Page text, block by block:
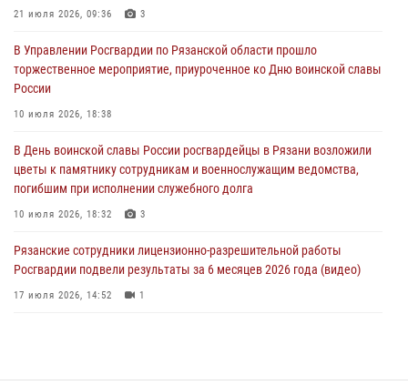
награждение военнослужащих государственными наградами
Рязанским росгвардейцам провели лекции о Крещении Руси
гражданства Российской Федерации за нарушение
законодательства
27 июля 2026, 15:26
21 июля 2026, 09:36 3
В Управлении Росгвардии по Рязанской области прошло
торжественное мероприятие, приуроченное ко Дню воинской славы
России
10 июля 2026, 18:38
В День воинской славы России росгвардейцы в Рязани возложили
цветы к памятнику сотрудникам и военнослужащим ведомства,
погибшим при исполнении служебного долга
10 июля 2026, 18:32 3
Рязанские сотрудники лицензионно-разрешительной работы
Росгвардии подвели результаты за 6 месяцев 2026 года (видео)
17 июля 2026, 14:52 1